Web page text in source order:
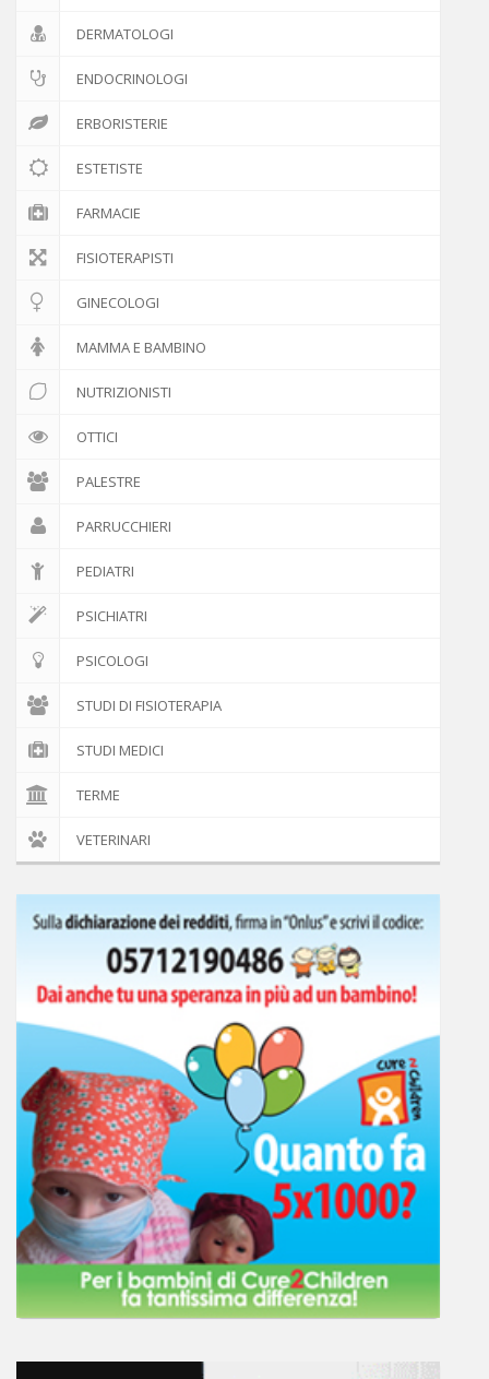
DERMATOLOGI
ENDOCRINOLOGI
ERBORISTERIE
ESTETISTE
FARMACIE
FISIOTERAPISTI
GINECOLOGI
MAMMA E BAMBINO
NUTRIZIONISTI
OTTICI
PALESTRE
PARRUCCHIERI
PEDIATRI
PSICHIATRI
PSICOLOGI
STUDI DI FISIOTERAPIA
STUDI MEDICI
TERME
VETERINARI